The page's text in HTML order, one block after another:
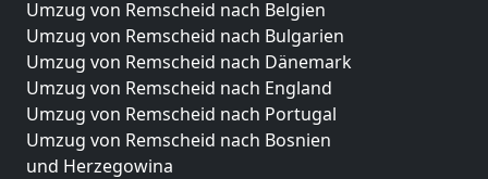
Umzug von Remscheid nach Belgien
Umzug von Remscheid nach Bulgarien
Umzug von Remscheid nach Dänemark
Umzug von Remscheid nach England
Umzug von Remscheid nach Portugal
Umzug von Remscheid nach Bosnien
und Herzegowina